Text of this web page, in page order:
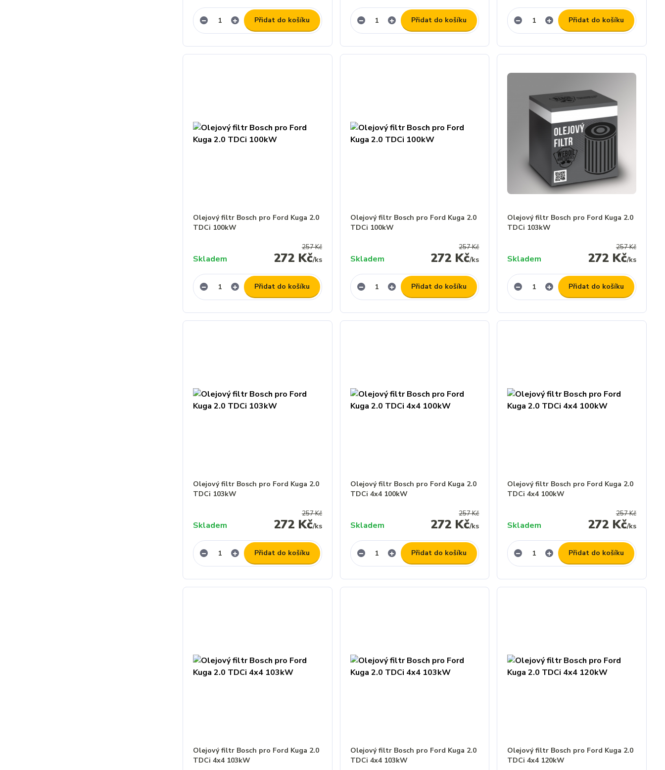
Přidat do košíku Přidat do košíku Přidat do košíku
Olejový filtr Bosch pro Ford Kuga 2.0
TDCi 100kW
257 Kč
272 Kč/ks
Skladem
Přidat do košíku
Olejový filtr Bosch pro Ford Kuga 2.0
TDCi 100kW
257 Kč
272 Kč/ks
Skladem
Přidat do košíku
Olejový filtr Bosch pro Ford Kuga 2.0
TDCi 103kW
257 Kč
272 Kč/ks
Skladem
Přidat do košíku
Olejový filtr Bosch pro Ford Kuga 2.0
TDCi 103kW
257 Kč
272 Kč/ks
Skladem
Přidat do košíku
Olejový filtr Bosch pro Ford Kuga 2.0
TDCi 4x4 100kW
257 Kč
272 Kč/ks
Skladem
Přidat do košíku
Olejový filtr Bosch pro Ford Kuga 2.0
TDCi 4x4 100kW
257 Kč
272 Kč/ks
Skladem
Přidat do košíku
Olejový filtr Bosch pro Ford Kuga 2.0
TDCi 4x4 103kW
Olejový filtr Bosch pro Ford Kuga 2.0
TDCi 4x4 103kW
Olejový filtr Bosch pro Ford Kuga 2.0
TDCi 4x4 120kW